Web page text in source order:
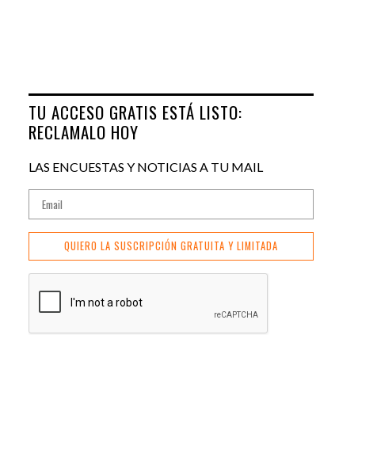
TU ACCESO GRATIS ESTÁ LISTO:
RECLAMALO HOY
LAS ENCUESTAS Y NOTICIAS A TU MAIL
QUIERO LA SUSCRIPCIÓN GRATUITA Y LIMITADA